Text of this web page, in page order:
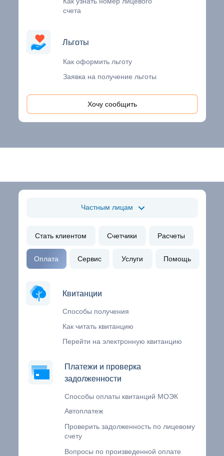
Как оформить льготу
Заявка на получение льготы
Льготы
Льготы
счета
Хочу сообщить
Квитанции
Квитанции
Платежи и проверка
задолженности
Платежи и проверка
задолженности
Способы оплаты квитанций МОЭК
Проверить задолженность по лицевому
счету
Вопросы по произведенной оплате
Автоплатеж
Перейти на электронную квитанцию
Как читать квитанцию
Способы получения
Услуги
Сервис
Оплата Помощь
Расчеты
Счетчики
Стать клиентом
Частным лицам